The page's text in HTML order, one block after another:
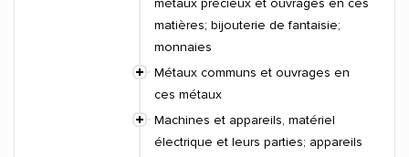
métaux précieux et ouvrages en ces
matières; bijouterie de fantaisie;
monnaies
Métaux communs et ouvrages en
ces métaux
Machines et appareils, matériel
électrique et leurs parties; appareils